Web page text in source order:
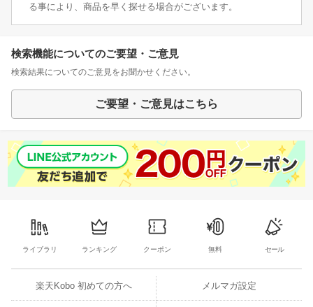
る事により、商品を早く探せる場合がございます。
検索機能についてのご要望・ご意見
検索結果についてのご意見をお聞かせください。
ご要望・ご意見はこちら
ライブラリ ランキング クーポン 無料 セール
楽天Kobo 初めての方へ メルマガ設定